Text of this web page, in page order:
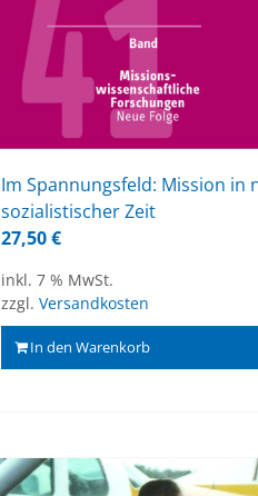
Im Span­nungs­feld: Mis­si­on in
so­zia­lis­ti­scher Zeit
27,50€
inkl. 7 % MwSt.
zzgl. Versandkosten
In den Warenkorb